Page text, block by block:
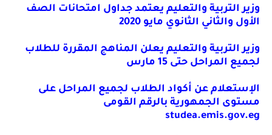
وزير التربية والتعليم يعتمد جداول امتحانات الصف
الأول والثاني الثانوي مايو 2020
وزير التربية والتعليم يعلن المناهج المقررة للطلاب
لجميع المراحل حتى 15 مارس
الإستعلام عن أكواد الطلاب لجميع المراحل على
مستوى الجمهورية بالرقم القومى
studea.emis.gov.eg